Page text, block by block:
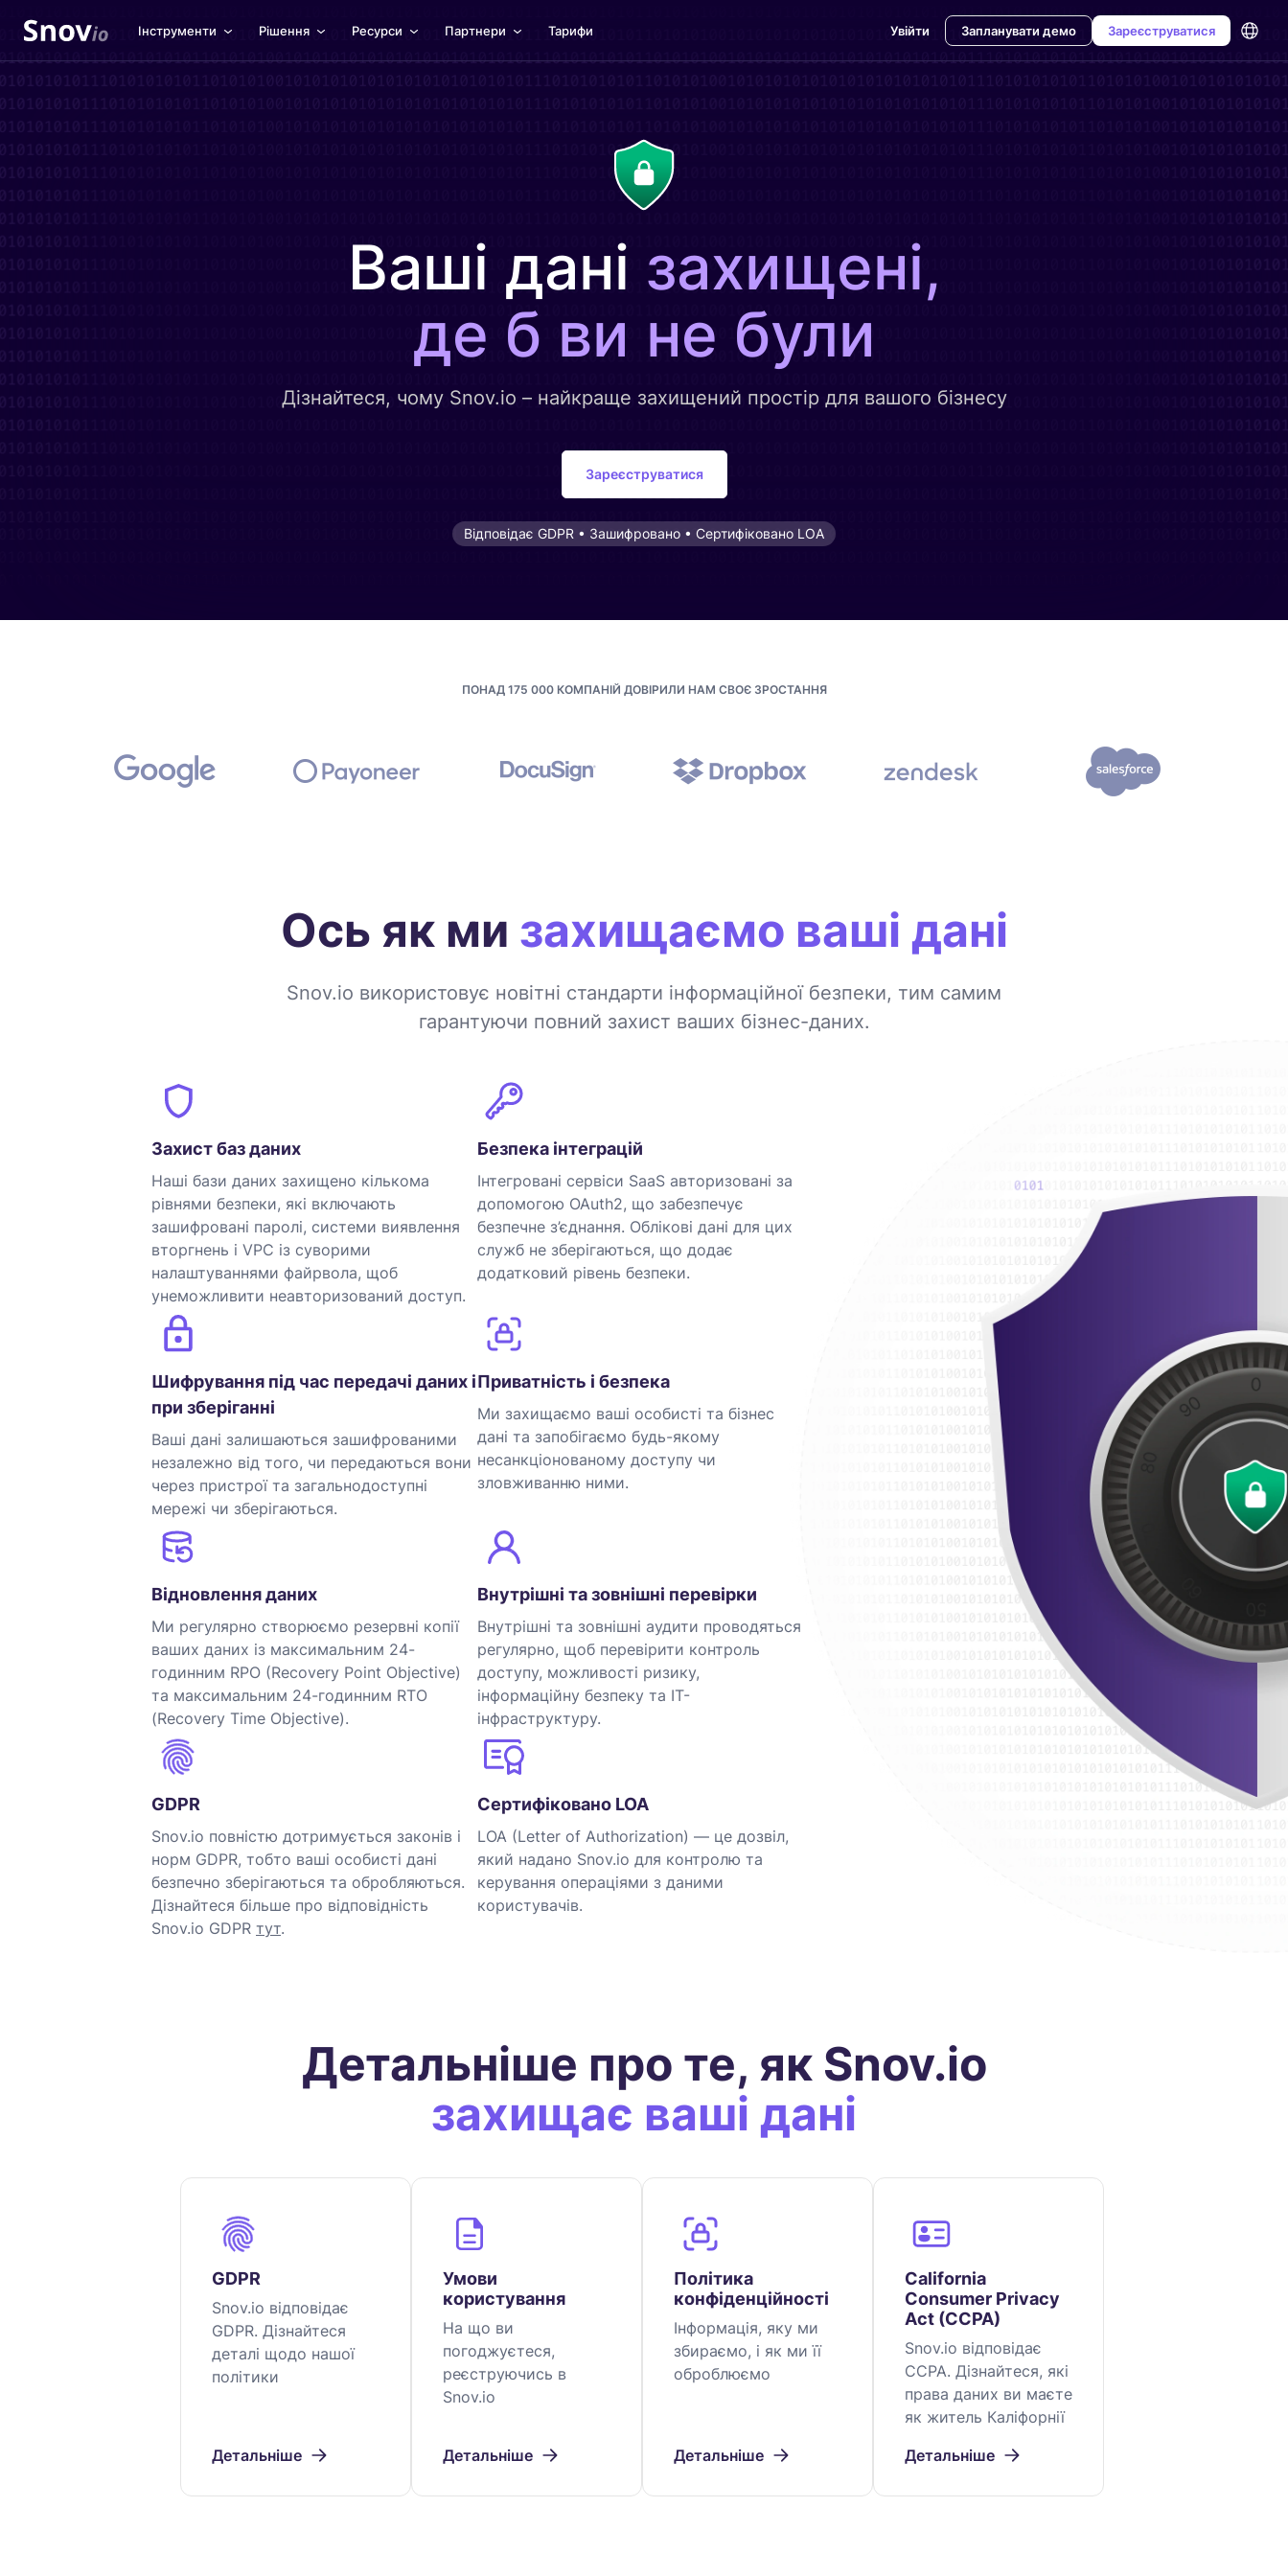
Інструменти Рішення Ресурси Партнери Тарифи Увійти Запланувати демо Зареєструватися
Ваші дані захищені,
де б ви не були
Дізнайтеся, чому Snov.io – найкраще захищений простір для вашого бізнесу
Зареєструватися
Відповідає GDPR • Зашифровано • Сертифіковано LOA
ПОНАД 175 000 КОМПАНІЙ ДОВІРИЛИ НАМ СВОЄ ЗРОСТАННЯ
Ось як ми захищаємо ваші дані
Snov.io використовує новітні стандарти інформаційної безпеки, тим самим
гарантуючи повний захист ваших бізнес-даних.
Захист баз даних
Наші бази даних захищено кількома
рівнями безпеки, які включають
зашифровані паролі, системи виявлення
вторгнень і VPC із суворими
налаштуваннями файрвола, щоб
унеможливити неавторизований доступ.
Безпека інтеграцій
Інтегровані сервіси SaaS авторизовані за
допомогою OAuth2, що забезпечує
безпечне з’єднання. Облікові дані для цих
служб не зберігаються, що додає
додатковий рівень безпеки.
Шифрування під час передачі даних і
при зберіганні
Ваші дані залишаються зашифрованими
незалежно від того, чи передаються вони
через пристрої та загальнодоступні
мережі чи зберігаються.
Приватність і безпека
Ми захищаємо ваші особисті та бізнес
дані та запобігаємо будь-якому
несанкціонованому доступу чи
зловживанню ними.
Відновлення даних
Ми регулярно створюємо резервні копії
ваших даних із максимальним 24-
годинним RPO (Recovery Point Objective)
та максимальним 24-годинним RTO
(Recovery Time Objective).
Внутрішні та зовнішні перевірки
Внутрішні та зовнішні аудити проводяться
регулярно, щоб перевірити контроль
доступу, можливості ризику,
інформаційну безпеку та ІТ-
інфраструктуру.
GDPR
Snov.io повністю дотримується законів і
норм GDPR, тобто ваші особисті дані
безпечно зберігаються та обробляються.
Дізнайтеся більше про відповідність
Snov.io GDPR тут.
Сертифіковано LOA
LOA (Letter of Authorization) — це дозвіл,
який надано Snov.io для контролю та
керування операціями з даними
користувачів.
Детальніше про те, як Snov.io
захищає ваші дані
GDPR
Snov.io відповідає
GDPR. Дізнайтеся
деталі щодо нашої
політики
Детальніше
Умови
користування
На що ви
погоджуєтеся,
реєструючись в
Snov.io
Детальніше
Політика
конфіденційності
Інформація, яку ми
збираємо, і як ми її
оброблюємо
Детальніше
California
Consumer Privacy
Act (CCPA)
Snov.io відповідає
CCPA. Дізнайтеся, які
права даних ви маєте
як житель Каліфорнії
Детальніше